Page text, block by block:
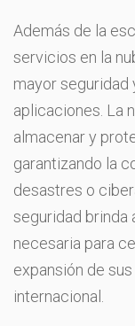
Además de la
servicios en la
mayor seguridad
aplicaciones. La
almacenar y
garantizando la
desastres o
seguridad brinda
necesaria para
expansión de
internacional.